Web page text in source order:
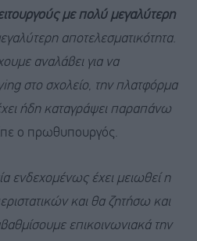
με πολύ μεγαλύτερη
αποτελεσματικότητα.
αναλάβει για να
στο σχολείο, την πλατφόρμα
ήδη καταγράψει παραπάνω
ο πρωθυπουργός.
ενδεχομένως έχει μειωθεί η
και θα ζητήσω και
επικοινωνιακά την